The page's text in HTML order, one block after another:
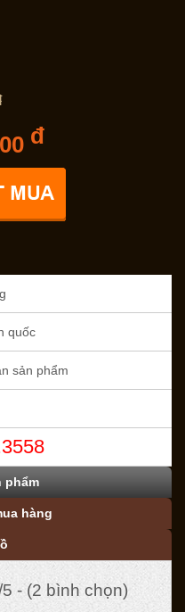
đ
quốc
sản phẩm
phẩm
hàng
5 - (2 bình chọn)